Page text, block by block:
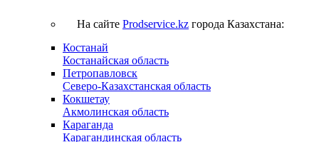
На сайте Prodservice.kz города Казахстана:
Костанай
Костанайская область
Петропавловск
Северо-Казахстанская область
Кокшетау
Акмолинская область
Караганда
Карагандинская область